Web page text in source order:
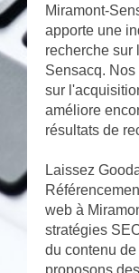
Miramont-
apporte une
recherche sur
Sensacq.
sur
améliore
résultats de
Laissez
web à
stratégies
du contenu